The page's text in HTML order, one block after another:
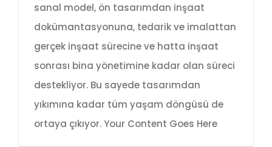
sanal model, ön tasarımdan inşaat
dokümantasyonuna, tedarik ve imalattan
gerçek inşaat sürecine ve hatta inşaat
sonrası bina yönetimine kadar olan süreci
destekliyor. Bu sayede tasarımdan
yıkımına kadar tüm yaşam döngüsü de
ortaya çıkıyor. Your Content Goes Here